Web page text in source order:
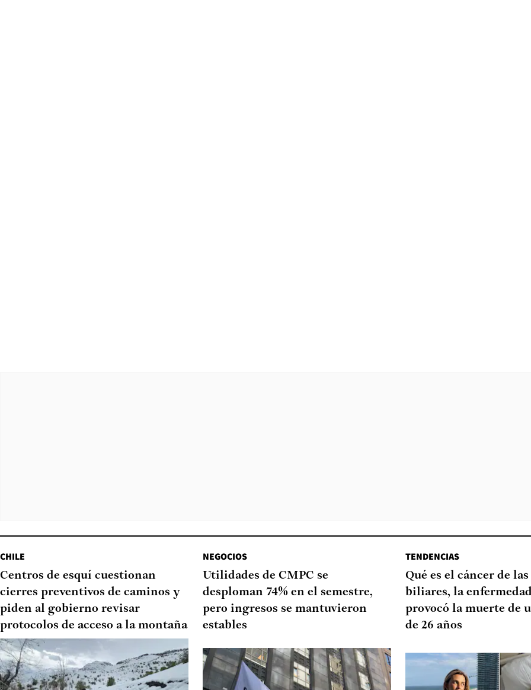
CHILE
Centros de esquí cuestionan
cierres preventivos de caminos y
piden al gobierno revisar
protocolos de acceso a la montaña
NEGOCIOS
Utilidades de CMPC se
desploman 74% en el semestre,
pero ingresos se mantuvieron
estables
TENDENCIAS
Qué es el cáncer de
biliares, la
provocó la muerte de
de 26 años